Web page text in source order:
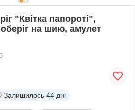
"Квітка папороті",
на шию, амулет
Залишилось 44 дні